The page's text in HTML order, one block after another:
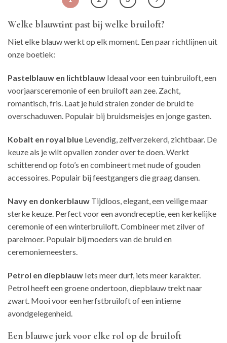
Welke blauwtint past bij welke bruiloft?
Niet elke blauw werkt op elk moment. Een paar richtlijnen uit
onze boetiek:
Pastelblauw en lichtblauw Ideaal voor een tuinbruiloft, een
voorjaarsceremonie of een bruiloft aan zee. Zacht,
romantisch, fris. Laat je huid stralen zonder de bruid te
overschaduwen. Populair bij bruidsmeisjes en jonge gasten.
Kobalt en royal blue Levendig, zelfverzekerd, zichtbaar. De
keuze als je wilt opvallen zonder over te doen. Werkt
schitterend op foto’s en combineert met nude of gouden
accessoires. Populair bij feestgangers die graag dansen.
Navy en donkerblauw Tijdloos, elegant, een veilige maar
sterke keuze. Perfect voor een avondreceptie, een kerkelijke
ceremonie of een winterbruiloft. Combineer met zilver of
parelmoer. Populair bij moeders van de bruid en
ceremoniemeesters.
Petrol en diepblauw Iets meer durf, iets meer karakter.
Petrol heeft een groene ondertoon, diepblauw trekt naar
zwart. Mooi voor een herfstbruiloft of een intieme
avondgelegenheid.
Een blauwe jurk voor elke rol op de bruiloft